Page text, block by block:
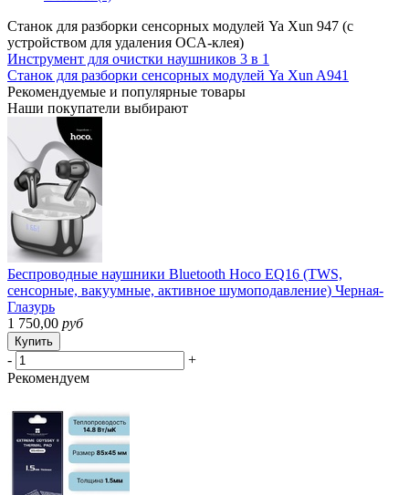
Станок для разборки сенсорных модулей Ya Xun 947 (с
устройством для удаления OCA-клея)
Инструмент для очистки наушников 3 в 1
Станок для разборки сенсорных модулей Ya Xun A941
Рекомендуемые и популярные товары
Наши покупатели выбирают
Беспроводные наушники Bluetooth Hoco EQ16 (TWS,
сенсорные, вакуумные, активное шумоподавление) Черная-
Глазурь
1 750,00 руб
Купить
-
+
Рекомендуем